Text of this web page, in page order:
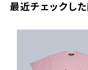
最近チェックし